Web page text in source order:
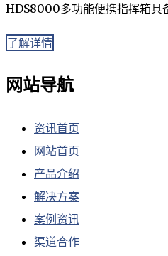
HDS8000多功能便携指挥箱具
了解详情
网站导航
资讯首页
网站首页
产品介绍
解决方案
案例资讯
渠道合作